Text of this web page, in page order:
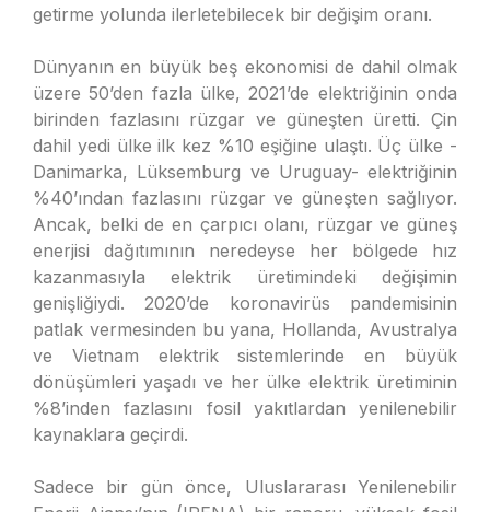
getirme yolunda ilerletebilecek bir değişim oranı.
Dünyanın en büyük beş ekonomisi de dahil olmak
üzere 50’den fazla ülke, 2021’de elektriğinin onda
birinden fazlasını rüzgar ve güneşten üretti. Çin
dahil yedi ülke ilk kez %10 eşiğine ulaştı. Üç ülke -
Danimarka, Lüksemburg ve Uruguay- elektriğinin
%40’ından fazlasını rüzgar ve güneşten sağlıyor.
Ancak, belki de en çarpıcı olanı, rüzgar ve güneş
enerjisi dağıtımının neredeyse her bölgede hız
kazanmasıyla elektrik üretimindeki değişimin
genişliğiydi. 2020’de koronavirüs pandemisinin
patlak vermesinden bu yana, Hollanda, Avustralya
ve Vietnam elektrik sistemlerinde en büyük
dönüşümleri yaşadı ve her ülke elektrik üretiminin
%8’inden fazlasını fosil yakıtlardan yenilenebilir
kaynaklara geçirdi.
Sadece bir gün önce, Uluslararası Yenilenebilir